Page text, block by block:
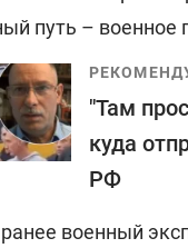
путь – военное
"Там
куда
РФ
военный